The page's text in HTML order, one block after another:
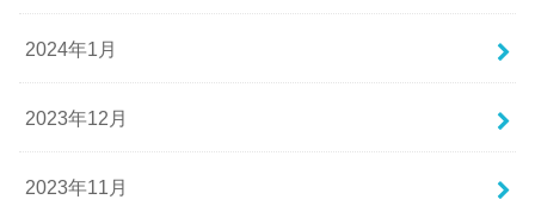
2024年1月
2023年12月
2023年11月